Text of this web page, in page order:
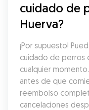
cuidado de
Huerva?
¡Por supuesto!
cuidado de perros
cualquier
antes de que
reembolso
cancelaciones